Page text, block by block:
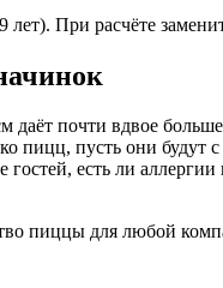
При расчёте
даёт почти вдвое
пицц, пусть они
гостей, есть ли
пиццы для любой